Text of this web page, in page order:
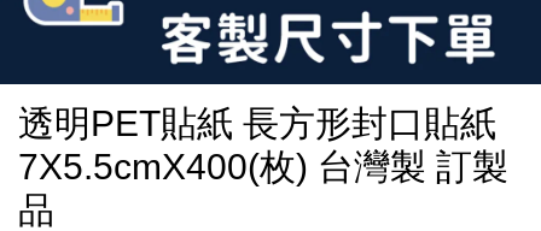
透明PET貼紙 長方形封口貼紙
7X5.5cmX400(枚) 台灣製 訂製
品